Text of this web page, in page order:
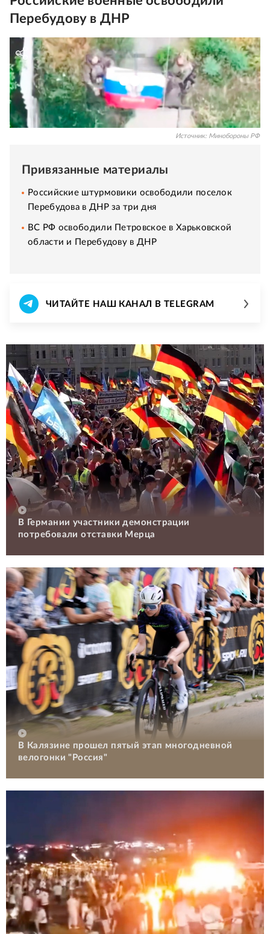
Перебудову в ДНР
Источник: Минобороны РФ
Привязанные материалы
Российские штурмовики освободили поселок
Перебудова в ДНР за три дня
ВС РФ освободили Петровское в Харьковской
области и Перебудову в ДНР
ЧИТАЙТЕ НАШ КАНАЛ В TELEGRAM
В Германии участники демонстрации
потребовали отставки Мерца
В Калязине прошел пятый этап многодневной
велогонки "Россия"